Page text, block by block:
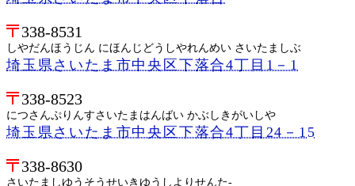
338-8531
しやだんほうじん にほんじどうしやれんめい さいたましぶ
埼玉県さいたま市中央区下落合4丁目1－1
338-8523
につさんぷりんすさいたまはんばい かぶしきがいしや
埼玉県さいたま市中央区下落合4丁目24－15
338-8630
さいたましゆうそうせいきゆうしよりせんた-